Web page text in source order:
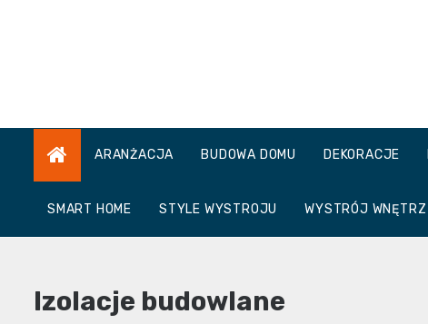
ARANŻACJA BUDOWA DOMU DEKORACJE
SMART HOME STYLE WYSTROJU WYSTRÓJ WNĘTRZ
Izolacje budowlane